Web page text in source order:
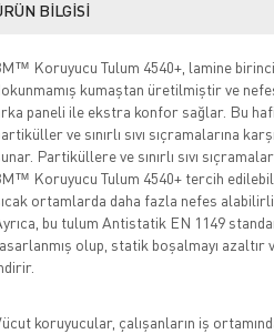
BILGISI
Koruyucu Tulum 4540+, lamine birinci
kumaştan üretilmiştir ve
paneli ile ekstra konfor sağlar. Bu
ve sınırlı sıvı sıçramalarına
Partiküllere ve sınırlı sıvı
Koruyucu Tulum 4540+ tercih
ortamlarda daha fazla nefes
bu tulum Antistatik EN 1149
olup, statik boşalmayı azaltır
koruyucular, çalışanların iş